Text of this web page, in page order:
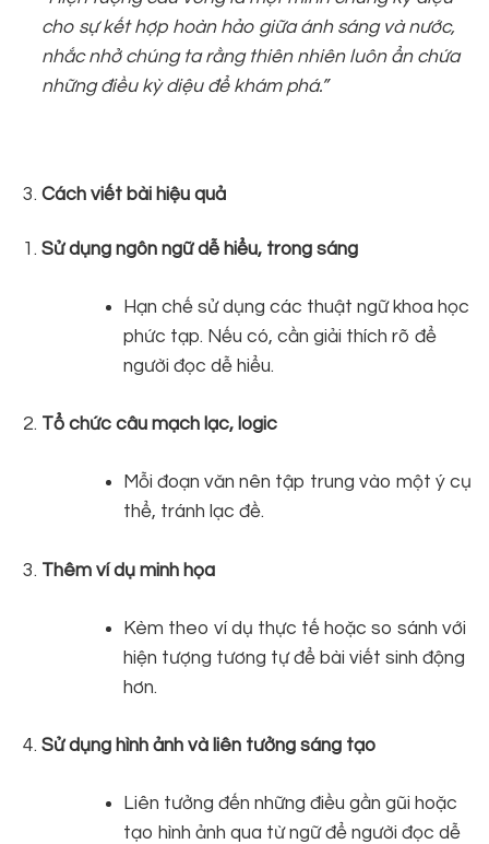
cho sự kết hợp hoàn hảo giữa ánh sáng và nước,
nhắc nhở chúng ta rằng thiên nhiên luôn ẩn chứa
những điều kỳ diệu để khám phá.”
Cách viết bài hiệu quả
Sử dụng ngôn ngữ dễ hiểu, trong sáng
Hạn chế sử dụng các thuật ngữ khoa học
phức tạp. Nếu có, cần giải thích rõ để
người đọc dễ hiểu.
Tổ chức câu mạch lạc, logic
Mỗi đoạn văn nên tập trung vào một ý cụ
thể, tránh lạc đề.
Thêm ví dụ minh họa
Kèm theo ví dụ thực tế hoặc so sánh với
hiện tượng tương tự để bài viết sinh động
hơn.
Sử dụng hình ảnh và liên tưởng sáng tạo
Liên tưởng đến những điều gần gũi hoặc
tạo hình ảnh qua từ ngữ để người đọc dễ